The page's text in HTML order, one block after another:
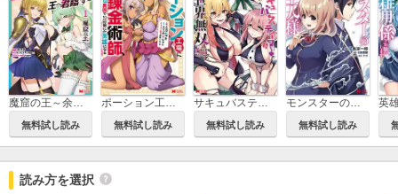
魔窟の王～余命一か月の童貞、魔法少女ハーレムを築いて王へ君臨す～(コミック)
無料試し読み
ポーション工場に左遷された錬金術師、美少女に拉致され異国でいつの間にか英雄になる(コミック)
無料試し読み
サキュバステイマーの異世界無双 幻獣たちの血を引く最強のサキュバスとはじめる魔族領開拓(コミック)
無料試し読み 無料試し読み
読み方を選択